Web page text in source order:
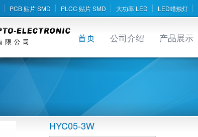
PCB 贴片 SMD PLCC 贴片 SMD 大功率 LED LED蜡烛灯
首页 公司介绍 产品展示
HYC05-3W